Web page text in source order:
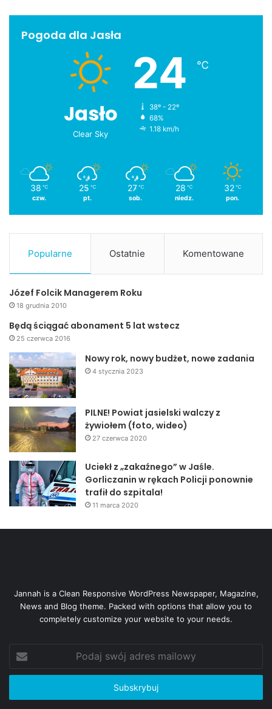
Pogoda dla Jasła
Jasło
Clear Sky
24 ℃
38º - 22º
68%
1.18 km/h
38 ℃
czw.
25 ℃
pt.
27 ℃
sob.
28 ℃
niedz.
32 ℃
pon.
Popularne Ostatnie Komentowane
Józef Folcik Managerem Roku
18 grudnia 2010
Będą ściągać abonament 5 lat wstecz
25 czerwca 2016
Nowy rok, nowy budżet, nowe zadania
4 stycznia 2023
PILNE! Powiat jasielski walczy z
żywiołem (foto, wideo)
27 czerwca 2020
Uciekł z „zakaźnego” w Jaśle.
Gorliczanin w rękach Policji ponownie
trafił do szpitala!
11 marca 2020
Jannah is a Clean Responsive WordPress Newspaper, Magazine,
News and Blog theme. Packed with options that allow you to
completely customize your website to your needs.
Podaj
swój
adres